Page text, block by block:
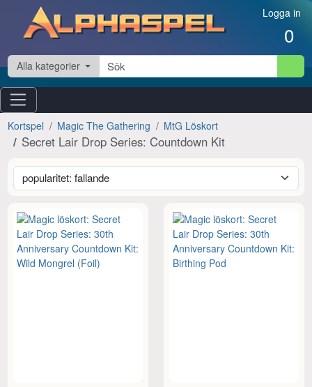
Hoppa till innehåll Logga in
0
Alla kategorier
Kortspel Magic The Gathering MtG Löskort
Secret Lair Drop Series: Countdown Kit